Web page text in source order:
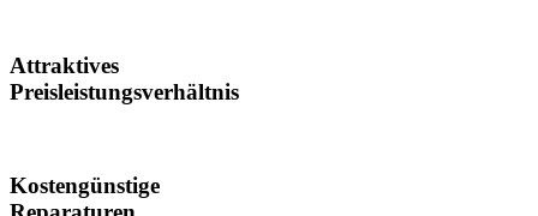
Attraktives
Preisleistungsverhältnis
Kostengünstige